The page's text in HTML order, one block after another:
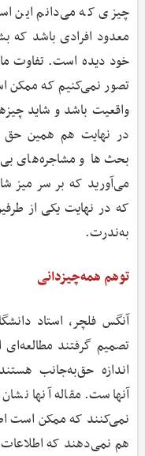
چیزی که می‌دانم این
معدود افرادی باشد که
خود دیده است. تفاوت
تصور نمی‌کنیم که ممکن
واقعیت باشد و شاید
در نهایت هم همین حق
بحث‌ها و مشاجره‌های
می‌آورید که بر سر میز
که در نهایت یکی از
به‌ندرت.
توهم همه‌چیزدانی
آنگس فلچر، استاد
تصمیم گرفتند مطالعه‌ای
اندازه حق‌به‌جانب
آنهاست. مقاله آنها
نمی‌کنند که ممکن است
هم نمی‌دهند که